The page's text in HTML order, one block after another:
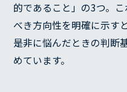
的であること」の3つ。
べき方向性を明確に示す
是非に悩んだときの判断
めています。